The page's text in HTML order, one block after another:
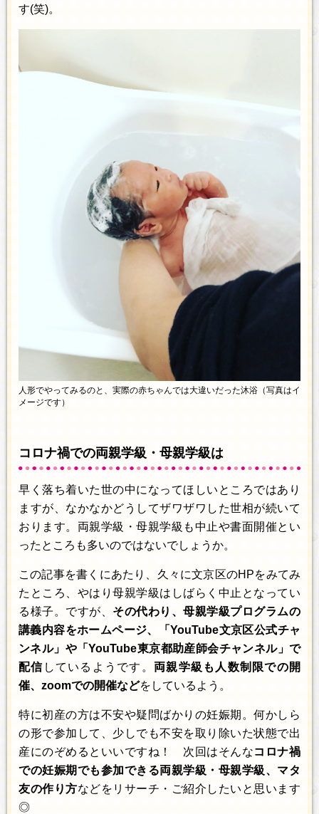
す(笑)。
人形でやってみるのと、実際の赤ちゃんでは大違いだった沐浴（写真はイ
メージです）
コロナ禍での両親学級・母親学級は
早く落ち着いた世の中になってほしいところではあり
ますが、なかなかどうしてザワザワした世相が続いて
おります。両親学級・母親学級も中止や書面開催とい
ったところも多いのではないでしょうか。
この記事を書くにあたり、久々に文京区のHPをみてみ
たところ、やはり母親学級はしばらく中止となってい
る様子。ですが、 その代わり、母親学級プログラムの
講義内容をホームページ、「YouTube文京区公式チャ
ンネル」や「YouTube東京都助産師会チャンネル」で
配信 しているようです。 両親学級も人数制限での開
催、zoomでの開催などをしているよう。
特に初産の方は不安や疑問ばかりの妊娠期。何かしら
の形で参加して、少しでも不安を取り除いた状態で出
産にのぞめるといいですね！ 次回はそんなコロナ禍
での妊娠期でも参加できる両親学級・母親学級、マタ
友の作り方などをリサーチ・ご紹介したいと思います
◎